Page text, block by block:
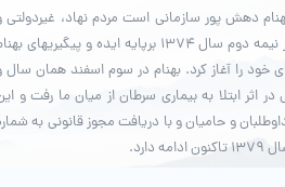
دهش پور سازمانی است مردم نهاد، غیردولتی
غیرانتفاعی که در نیمه دوم سال ۱۳۷۴ برپایه ایده و پیگیری­های
خود را آغاز کرد. بهنام در سوم اسفند همان سال
سالگی در اثر ابتلا به بیماری سرطان از میان ما رفت و
و حامیان و با دریافت مجوز قانونی به